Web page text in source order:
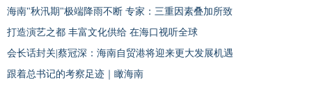
海南"秋汛期"极端降雨不断 专家：三重因素叠加所致
打造演艺之都 丰富文化供给 在海口视听全球
会长话封关|蔡冠深：海南自贸港将迎来更大发展机遇
跟着总书记的考察足迹｜瞰海南